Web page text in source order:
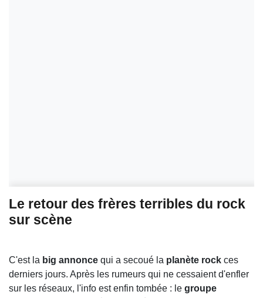
Le retour des frères terribles du rock
sur scène
C'est la big annonce qui a secoué la planète rock ces
derniers jours. Après les rumeurs qui ne cessaient d'enfler
sur les réseaux, l'info est enfin tombée : le groupe